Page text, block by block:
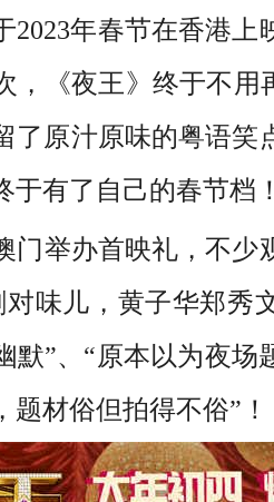
2023年春节在香港
，《夜王》终于不用
了 原汁原味的粤语笑
于有了自己的春节档
门举办首映礼，不少
对味儿 ， 黄子华郑秀
默”、“原本以为夜场
题材俗但拍得不俗”！